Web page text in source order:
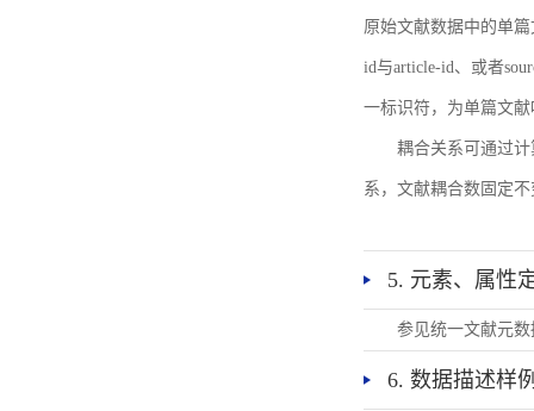
原始文献数据中的单篇
id与article-id、或者
一标识符，为单篇文
耦合关系可通过
系，文献耦合数固定不
5. 元素、属性
参见统一文献元
6. 数据描述样